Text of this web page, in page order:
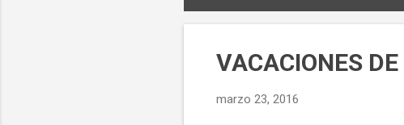
n
VACACIONES
marzo 23, 2016